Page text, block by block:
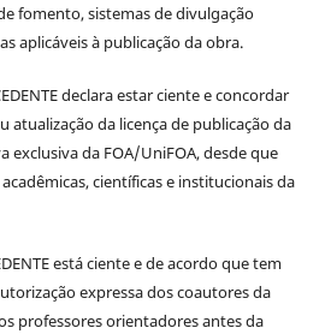
fomento, sistemas de divulgação
aplicáveis à publicação da obra.
declara estar ciente e concordar
atualização da licença de publicação da
da FOA/UniFOA, desde que
científicas e institucionais da
está ciente e de acordo que tem
expressa dos coautores da
professores orientadores antes da